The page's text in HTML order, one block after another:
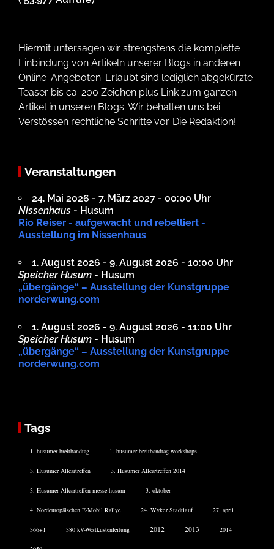
Hiermit untersagen wir strengstens die komplette
Einbindung von Artikeln unserer Blogs in anderen
Online-Angeboten. Erlaubt sind lediglich abgekürzte
Teaser bis ca. 200 Zeichen plus Link zum ganzen
Artikel in unseren Blogs. Wir behalten uns bei
Verstössen rechtliche Schritte vor. Die Redaktion!
Veranstaltungen
24. Mai 2026 - 7. März 2027 - 00:00 Uhr
Nissenhaus - Husum
Rio Reiser - aufgewacht und rebelliert -
Ausstellung im Nissenhaus
1. August 2026 - 9. August 2026 - 10:00 Uhr
Speicher Husum - Husum
„übergänge“ – Ausstellung der Kunstgruppe
norderwung.com
1. August 2026 - 9. August 2026 - 11:00 Uhr
Speicher Husum - Husum
„übergänge“ – Ausstellung der Kunstgruppe
norderwung.com
Tags
1. husumer breitbandtag 1. husumer breitbandtag workshops
3. Husumer Allcartreffen 3. Husumer Allcartreffen 2014
3. Husumer Allcartreffen messe husum 3. oktober
4. Nordeuropäischen E-Mobil Rallye 24. Wyker Stadtlauf 27. april
366+1 380 kV-Westküstenleitung 2012 2013 2014